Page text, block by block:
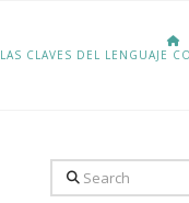
LAS CLAVES DEL LENGUAJE
Search